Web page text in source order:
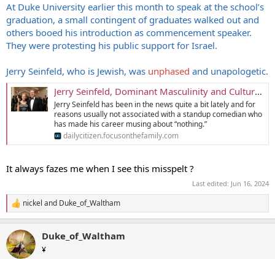
At Duke University earlier this month to speak at the school’s
graduation, a small contingent of graduates walked out and
others booed his introduction as commencement speaker.
They were protesting his public support for Israel.
Jerry Seinfeld, who is Jewish, was unphased and unapologetic.
Jerry Seinfeld, Dominant Masculinity and Culture’s Hunger for Real Men
Jerry Seinfeld has been in the news quite a bit lately and for
reasons usually not associated with a standup comedian who
has made his career musing about “nothing.”
dailycitizen.focusonthefamily.com
It always fazes me when I see this misspelt ?
Last edited: Jun 16, 2024
R
e
c
t
i
nickel and Duke_of_Waltham
Duke_of_Waltham
¥